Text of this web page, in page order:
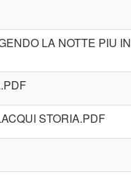
LA NOTTE PIU IN
STORIA.PDF